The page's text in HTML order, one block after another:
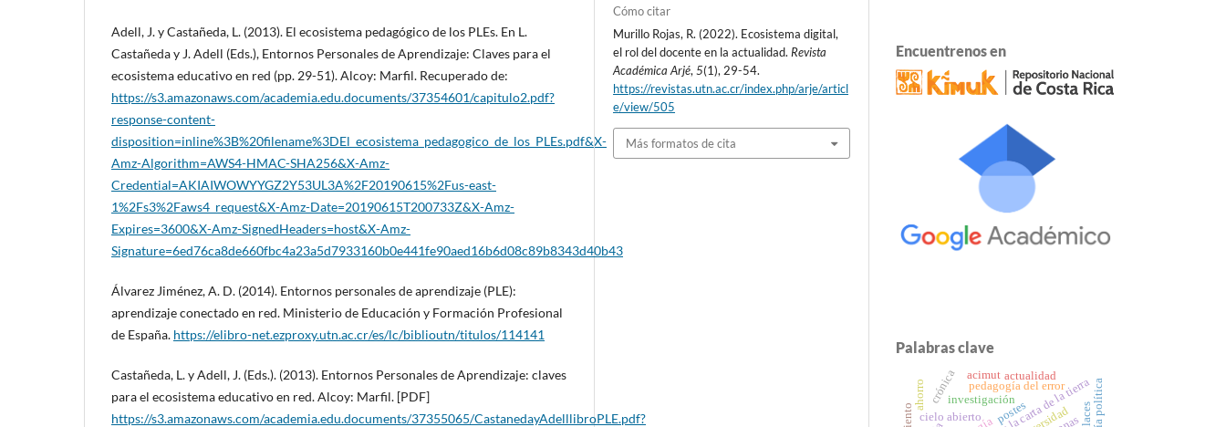
Adell, J. y Castañeda, L. (2013). El ecosistema pedagógico de los PLEs. En L.
Castañeda y J. Adell (Eds.), Entornos Personales de Aprendizaje: Claves para el
ecosistema educativo en red (pp. 29-51). Alcoy: Marfil. Recuperado de:
https://s3.amazonaws.com/academia.edu.documents/37354601/capitulo2.pdf?
response-content-
disposition=inline%3B%20filename%3DEl_ecosistema_pedagogico_de_los_PLEs.pdf&X-
Amz-Algorithm=AWS4-HMAC-SHA256&X-Amz-
Credential=AKIAIWOWYYGZ2Y53UL3A%2F20190615%2Fus-east-
1%2Fs3%2Faws4_request&X-Amz-Date=20190615T200733Z&X-Amz-
Expires=3600&X-Amz-SignedHeaders=host&X-Amz-
Signature=6ed76ca8de660fbc4a23a5d7933160b0e441fe90aed16b6d08c89b8343d40b43
Álvarez Jiménez, A. D. (2014). Entornos personales de aprendizaje (PLE):
aprendizaje conectado en red. Ministerio de Educación y Formación Profesional
de España. https://elibro-net.ezproxy.utn.ac.cr/es/lc/biblioutn/titulos/114141
Castañeda, L. y Adell, J. (Eds.). (2013). Entornos Personales de Aprendizaje: claves
para el ecosistema educativo en red. Alcoy: Marfil. [PDF]
https://s3.amazonaws.com/academia.edu.documents/37355065/CastanedayAdelllibroPLE.pdf?
Cómo citar
Murillo Rojas, R. (2022). Ecosistema digital,
el rol del docente en la actualidad. Revista
Académica Arjé,5(1), 29-54.
https://revistas.utn.ac.cr/index.php/arje/articl
e/view/505
Más formatos de cita
Encuentrenos en
Palabras clave
postes
cielo abierto
pedagogía del error
investigación
crónica actualidad
ahorro
acimut
enlaces